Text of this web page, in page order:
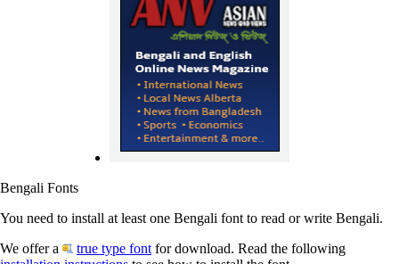
Bengali Fonts
You need to install at least one Bengali font to read or write Bengali.
We offer a
true type font for download. Read the following